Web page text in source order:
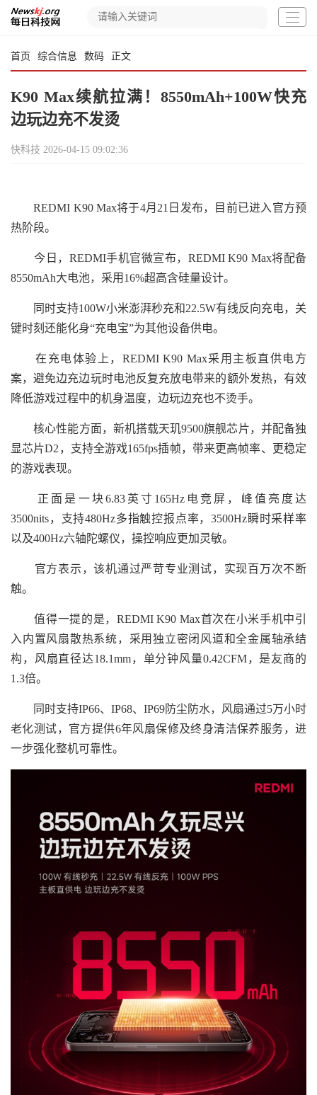
首页 综合信息 数码 正文
K90 Max续航拉满！8550mAh+100W快充
边玩边充不发烫
快科技 2026-04-15 09:02:36
REDMI K90 Max将于4月21日发布，目前已进入官方预
热阶段。
今日，REDMI手机官微宣布，REDMI K90 Max将配备
8550mAh大电池，采用16%超高含硅量设计。
同时支持100W小米澎湃秒充和22.5W有线反向充电，关
键时刻还能化身“充电宝”为其他设备供电。
在充电体验上，REDMI K90 Max采用主板直供电方
案，避免边充边玩时电池反复充放电带来的额外发热，有效
降低游戏过程中的机身温度，边玩边充也不烫手。
核心性能方面，新机搭载天玑9500旗舰芯片，并配备独
显芯片D2，支持全游戏165fps插帧，带来更高帧率、更稳定
的游戏表现。
正面是一块6.83英寸165Hz电竞屏，峰值亮度达
3500nits，支持480Hz多指触控报点率，3500Hz瞬时采样率
以及400Hz六轴陀螺仪，操控响应更加灵敏。
官方表示，该机通过严苛专业测试，实现百万次不断
触。
值得一提的是，REDMI K90 Max首次在小米手机中引
入内置风扇散热系统，采用独立密闭风道和全金属轴承结
构，风扇直径达18.1mm，单分钟风量0.42CFM，是友商的
1.3倍。
同时支持IP66、IP68、IP69防尘防水，风扇通过5万小时
老化测试，官方提供6年风扇保修及终身清洁保养服务，进
一步强化整机可靠性。